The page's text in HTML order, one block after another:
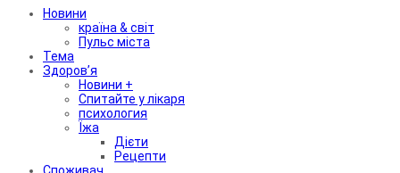
Новини
країна & світ
Пульс міста
Тема
Здоров’я
Новини +
Спитайте у лікаря
психология
Їжа
Дієти
Рецепти
Споживач